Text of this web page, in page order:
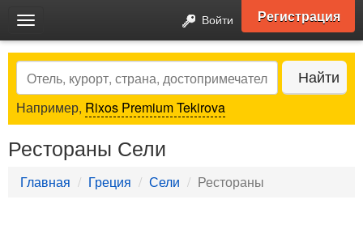
Toggle
navigation
Войти Регистрация
Search Найти
Например, Rixos Premium Tekirova
Рестораны Сели
Главная Греция Сели Рестораны